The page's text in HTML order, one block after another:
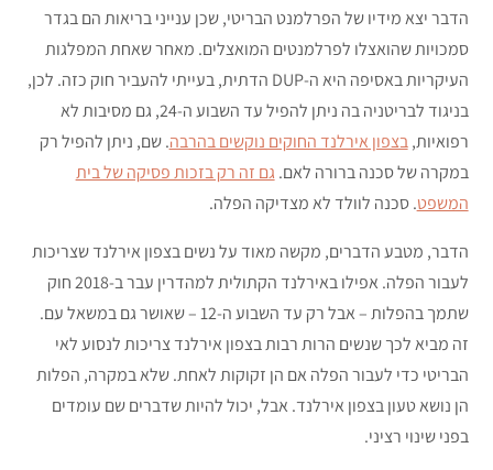
הדבר יצא מידיו של הפרלמנט הבריטי, שכן ענייני בריאות הם בגדר
סמכויות שהואצלו לפרלמנטים המואצלים. מאחר שאחת המפלגות
העיקריות באסיפה היא ה-DUP הדתית, בעייתי להעביר חוק כזה. לכן,
בניגוד לבריטניה בה ניתן להפיל עד השבוע ה-24, גם מסיבות לא
רפואיות,בצפון אירלנד החוקים נוקשים בהרבה. שם, ניתן להפיל רק
במקרה של סכנה ברורה לאם. גם זה רק בזכות פסיקה של בית
המשפט. סכנה לוולד לא מצדיקה הפלה.
הדבר, מטבע הדברים, מקשה מאוד על נשים בצפון אירלנד שצריכות
לעבור הפלה. אפילו באירלנד הקתולית למהדרין עבר ב-2018 חוק
שתמך בהפלות – אבל רק עד השבוע ה-12 – שאושר גם במשאל עם.
זה מביא לכך שנשים הרות רבות בצפון אירלנד צריכות לנסוע לאי
הבריטי כדי לעבור הפלה אם הן זקוקות לאחת. שלא במקרה, הפלות
הן נושא טעון בצפון אירלנד. אבל, יכול להיות שדברים שם עומדים
בפני שינוי רציני.